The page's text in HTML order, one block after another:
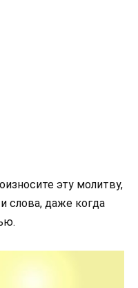
эту молитву,
слова, даже когда